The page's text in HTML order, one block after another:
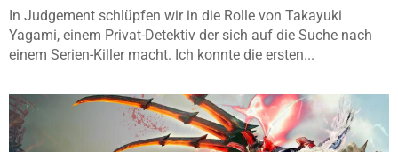
In Judgement schlüpfen wir in die Rolle von Takayuki
Yagami, einem Privat-Detektiv der sich auf die Suche nach
einem Serien-Killer macht. Ich konnte die ersten...